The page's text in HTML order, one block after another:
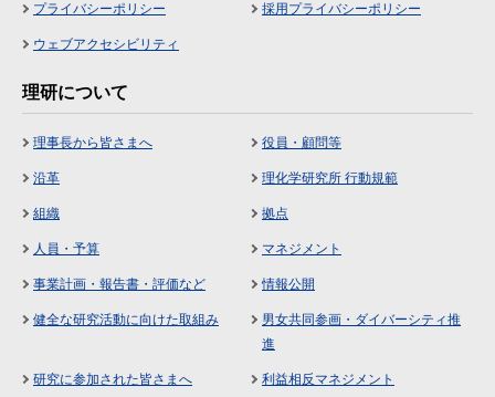
プライバシーポリシー 採用プライバシーポリシー
ウェブアクセシビリティ
理研について
理事長から皆さまへ 役員・顧問等
沿革 理化学研究所 行動規範
組織 拠点
人員・予算 マネジメント
事業計画・報告書・評価など 情報公開
健全な研究活動に向けた取組み
男女共同参画・ダイバーシティ推
進
研究に参加された皆さまへ 利益相反マネジメント